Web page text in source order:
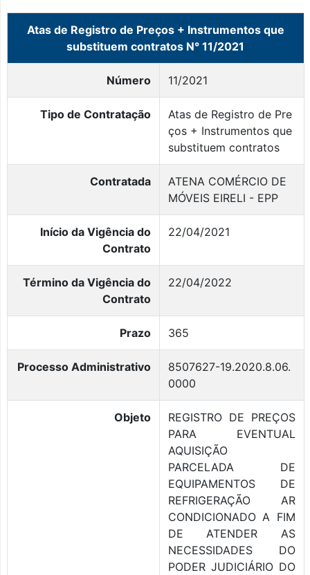
Atas de Registro de Preços + Instrumentos que
substituem contratos N° 11/2021
Número 11/2021
Tipo de Contratação
Atas de Registro de Pre
ços + Instrumentos que
substituem contratos
Contratada
ATENA COMÉRCIO DE
MÓVEIS EIRELI - EPP
Início da Vigência do
Contrato
22/04/2021
Término da Vigência do
Contrato
22/04/2022
Prazo 365
Processo Administrativo
8507627-19.2020.8.06.
0000
Objeto
REGISTRO DE PREÇOS
PARA EVENTUAL
AQUISIÇÃO
PARCELADA DE
EQUIPAMENTOS DE
REFRIGERAÇÃO AR
CONDICIONADO A FIM
DE ATENDER AS
NECESSIDADES DO
PODER JUDICIÁRIO DO